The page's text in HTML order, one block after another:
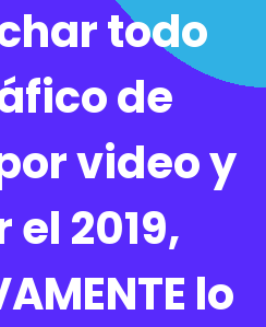
todo
de
video y
2019,
lo